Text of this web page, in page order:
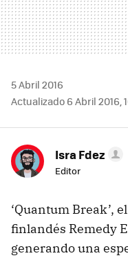
5 Abril 2016
Actualizado 6 Abril 2016,
Isra Fdez
Editor
‘Quantum Break’,
finlandés Remedy
generando una